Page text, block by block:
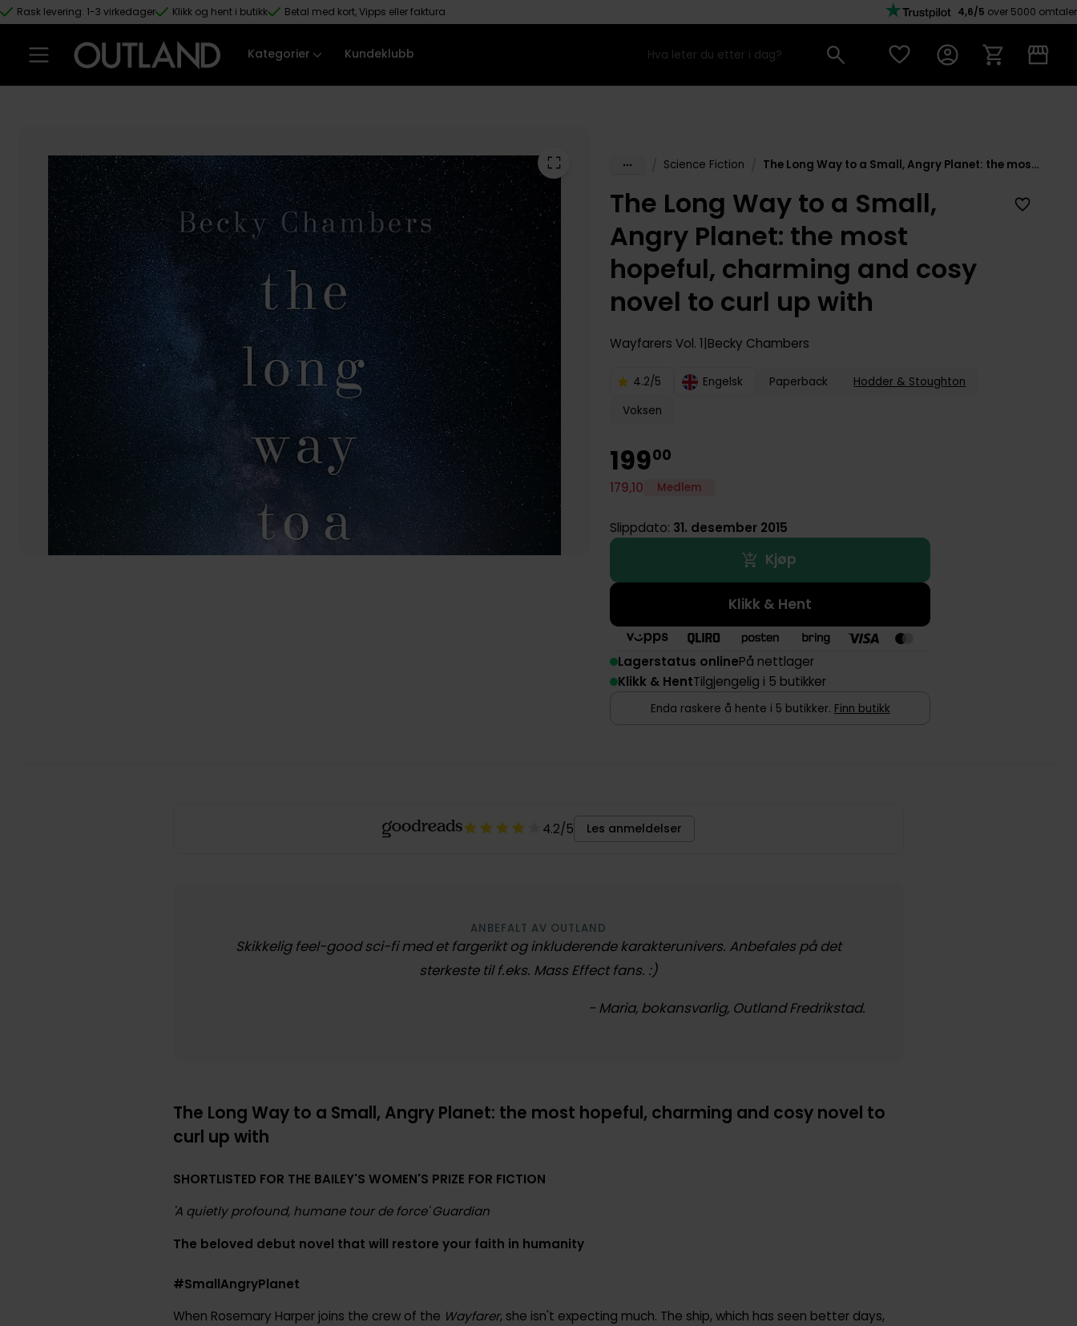
Hopp til hovedinnhold
Rask levering: 1-3 virkedager Klikk og hent i butikk Betal med kort, Vipps eller faktura 4,6/5 over 5000 omtaler
Kategorier Kundeklubb
Science Fiction The Long Way to a Small, Angry Planet: the most hopeful, charming and cosy novel to curl up with
The Long Way to a Small,
Angry Planet: the most
hopeful, charming and cosy
novel to curl up with
Wayfarers Vol. 1 Becky Chambers
4.2/5 Engelsk Paperback
Hodder & Stoughton
Voksen
19900
179,10 Medlem
Slippdato: 31. desember 2015
Kjøp
Klikk & Hent
Lagerstatus onlinePå nettlager
Klikk & HentTilgjengelig i 5 butikker
Enda raskere å hente i 5 butikker. Finn butikk
4.2/5 Les anmeldelser
ANBEFALT AV OUTLAND
Skikkelig feel-good sci-fi med et fargerikt og inkluderende karakterunivers. Anbefales på det
sterkeste til f.eks. Mass Effect fans. :)
- Maria, bokansvarlig, Outland Fredrikstad.
The Long Way to a Small, Angry Planet: the most hopeful, charming and cosy novel to
curl up with
SHORTLISTED FOR THE BAILEY'S WOMEN'S PRIZE FOR FICTION
'A quietly profound, humane tour de force' Guardian
The beloved debut novel that will restore your faith in humanity
#SmallAngryPlanet
When Rosemary Harper joins the crew of the Wayfarer, she isn't expecting much. The ship, which has seen better days,